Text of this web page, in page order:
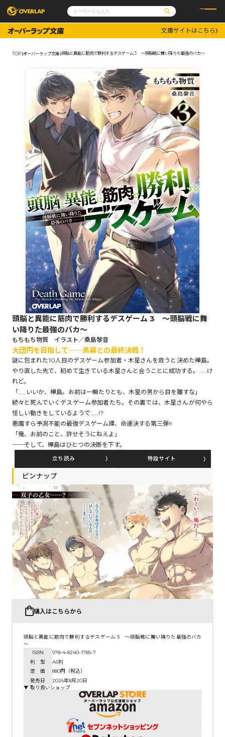
コミックガルド
コミッククリエ
文庫
ノベルス
その他
コミックエッセイ
ポケットモンスター
アニメ
ゲーム
通販・NEWS
OVERLAP STORE
オーバーラップ広報室
企業
会社概要
採用情報
アクセス
オーバーラップホールディングス
お問い合わせはこちら
オーバーラップ文庫
オーバーラップノベルス
オーバーラップノベルスf
ロサージュノベルス
コミックガルド
コミッククリエ
コミックパルフェ
閉じる
文庫サイトはこちら
TOP オーバーラップ文庫 頭脳と異能に筋肉で勝利するデスゲーム 3 ～頭脳戦に舞い降りた最強のバカ～
頭脳と異能に筋肉で勝利するデスゲーム 3 ～頭脳戦に舞
い降りた最強のバカ～
もちもち物質 イラスト／桑島黎音
大団円を目指して──黒幕との最終決戦！
謎に包まれた10人目のデスゲーム参加者・木星さんを救うと決めた樺島。
やり直した先で、初めて生きている木星さんと会うことに成功する。……け
れど。
「……いいか、樺島。お前は一瞬たりとも、木星の男から目を離すな」
続々と死んでいくデスゲーム参加者たち。その裏では、木星さんが何やら
怪しい動きをしているようで……!?
悪魔すら予測不能の最強デスゲーム譚、命運決する第三弾!!
「俺、お前のこと、許せそうにねえよ」
──そして、樺島はひとつの決断を下す。
立ち読み 特設サイト
ピンナップ
購入はこちらから
頭脳と異能に筋肉で勝利するデスゲーム 3 ～頭脳戦に舞い降りた最強のバカ
～
ISBN
978-4-8240-1785-7
判 型
A6判
定 価
880円（税込）
発売日
2026年8月20日
▼ 取り扱いショップ